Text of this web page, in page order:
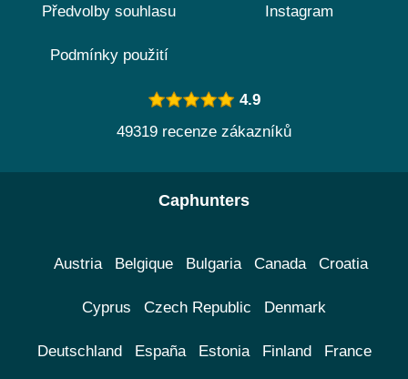
Předvolby souhlasu
Podmínky použití
Instagram
4.9
49319 recenze zákazníků
Caphunters
Austria Belgique Bulgaria Canada Croatia
Cyprus Czech Republic Denmark
Deutschland España Estonia Finland France